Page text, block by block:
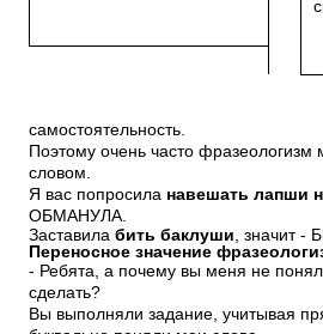
самостоятельность.
Поэтому очень часто
словом.
Я вас попросила навешать лапши
ОБМАНУЛА.
Заставила бить баклуши , значит
Переносное значение
- Ребята, а почему вы меня не
сделать?
Вы выполняли задание, учитывая